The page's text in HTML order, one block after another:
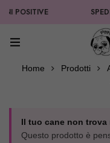
Home Prodotti
Il tuo cane non
Questo prodotto è